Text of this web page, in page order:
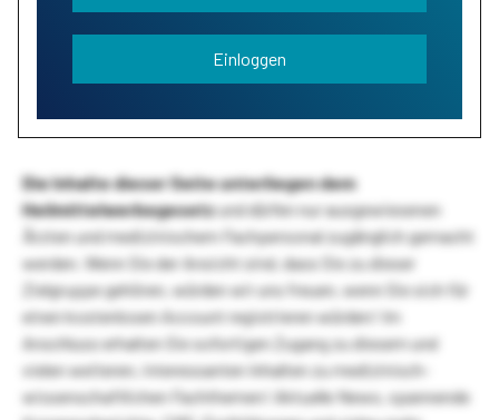
Einloggen
Die Inhalte dieser Seite unterliegen dem
Heilmittelwerbegesetzund dürfen nur ausgewiesenen
Ärzten und medizinischem Fachpersonal zugänglich gemacht
werden. Wenn Sie der Ansicht sind, dass Sie zu dieser
Zielgruppe gehören, würden wir uns freuen, wenn Sie sich für
einen kostenlosen Account registrieren würden! Im
Anschluss erhalten Sie sofortigen Zugang zu diesem und
vielen weiteren, interessanten Inhalten zu medizinisch-
wissenschaftlichen Fachthemen! Aktuelle News, spannende